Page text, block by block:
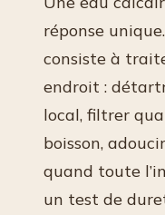
réponse
consiste à
endroit :
local, filtrer
boisson,
quand toute
un test de